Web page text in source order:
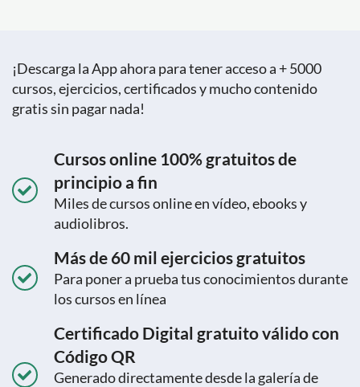
¡Descarga la App ahora para tener acceso a + 5000
cursos, ejercicios, certificados y mucho contenido
gratis sin pagar nada!
Cursos online 100% gratuitos de
principio a fin
Miles de cursos online en vídeo, ebooks y
audiolibros.
Más de 60 mil ejercicios gratuitos
Para poner a prueba tus conocimientos durante
los cursos en línea
Certificado Digital gratuito válido con
Código QR
Generado directamente desde la galería de